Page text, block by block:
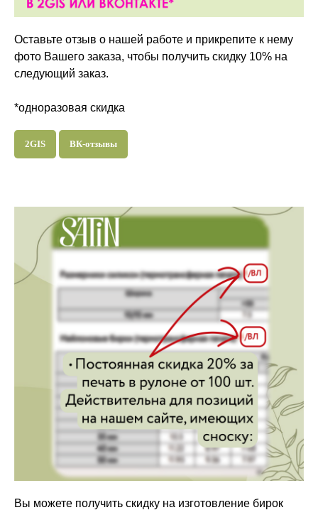
Оставьте отзыв о нашей работе и прикрепите к нему
фото Вашего заказа, чтобы получить скидку 10% на
следующий заказ.
*одноразовая скидка
2GIS ВК-отзывы
Вы можете получить скидку на изготовление бирок